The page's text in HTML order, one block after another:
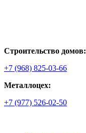
Строительство домов:
+7 (968) 825-03-66
Металлоцех:
+7 (977) 526-02-50